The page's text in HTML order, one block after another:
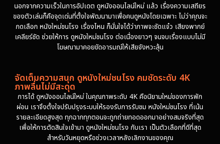
นอกจากความเร็วในการอัปเดต ดูหนังออนไลน์ใหม่ แล้ว เรื่องความเสถียร
ของตัวเล่นก็คือจุดเด่นที่ตั้งใจพัฒนามาเพื่อคนดูหนังโดยเฉพาะ ไม่ว่าคุณจะ
กดเลือก หนังใหม่ชนโรง เรื่องไหน ก็มั่นใจได้ว่าภาพจะชัดแจ๋ว เสียงพากย์
เคลียร์ชัด ช่วยให้การ ดูหนังใหม่ชนโรง ต่อเนื่องยาวๆ จนจบเรื่องแบบไม่มี
โฆษณามาคอยขัดอารมณ์ให้เสียจังหวะลุ้น
จัดเต็มความสนุก ดูหนังใหม่ชนโรง คมชัดระดับ 4K
ภาพลื่นไม่มีสะดุด
การได้ ดูหนังออนไลน์ใหม่ ในคุณภาพระดับ 4K คือนิยามใหม่ของการพัก
ผ่อน เราจึงตั้งใจปรับปรุงระบบให้รองรับการรับชม หนังใหม่ชนโรง ที่เน้น
รายละเอียดสูงสุด ทุกฉากทุกตอนจะถูกถ่ายทอดออกมาอย่างสมจริงที่สุด
เพื่อให้การตัดสินใจเข้ามา ดูหนังใหม่ชนโรง กับเรา เป็นตัวเลือกที่ดีที่สุด
สำหรับวันหยุดหรือช่วงเวลาหลังเลิกงานของคุณ